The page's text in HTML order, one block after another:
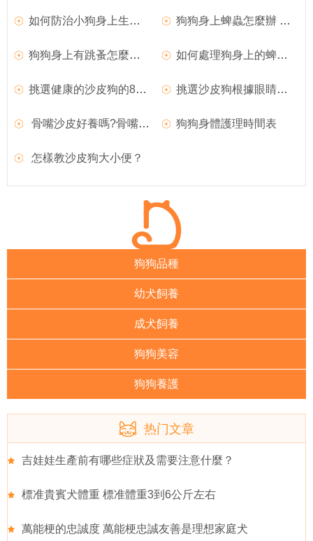
如何防治小狗身上生虱子 狗狗身上蜱蟲怎麼辦 狗狗身上蜱蟲怎麼清除
狗狗身上有跳蚤怎麼辦 狗身上的跳蚤怎麼去除 如何處理狗身上的蜱蟲 預防狗狗蜱蟲纏身
挑選健康的沙皮狗的8大技巧 挑選沙皮狗根據眼睛來選擇一定不會錯
骨嘴沙皮好養嗎?骨嘴沙皮圖片|價格|訓練 狗狗身體護理時間表
怎樣教沙皮狗大小便？
狗狗品種
幼犬飼養
成犬飼養
狗狗美容
狗狗養護
热门文章
吉娃娃生產前有哪些症狀及需要注意什麼？
標准貴賓犬體重 標准體重3到6公斤左右
萬能梗的忠誠度 萬能梗忠誠友善是理想家庭犬